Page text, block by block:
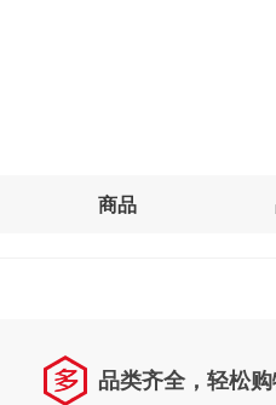
商品
品类齐全，轻松